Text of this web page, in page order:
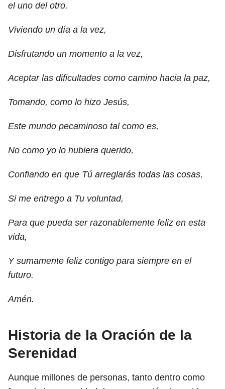
el uno del otro.
Viviendo un día a la vez,
Disfrutando un momento a la vez,
Aceptar las dificultades como camino hacia la paz,
Tomando, como lo hizo Jesús,
Este mundo pecaminoso tal como es,
No como yo lo hubiera querido,
Confiando en que Tú arreglarás todas las cosas,
Si me entrego a Tu voluntad,
Para que pueda ser razonablemente feliz en esta
vida,
Y sumamente feliz contigo para siempre en el
futuro.
Amén.
Historia de la Oración de la
Serenidad
Aunque millones de personas, tanto dentro como